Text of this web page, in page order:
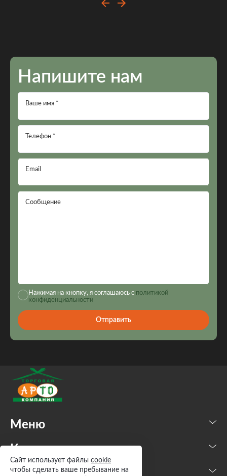
Напишите нам
Ваше имя *
Телефон *
Email
Сообщение
Нажимая на кнопку, я соглашаюсь с политикой
конфиденциальности
Отправить
Меню
Каталог
Контакты
Сайт использует файлы cookie
чтобы сделать ваше пребывание на